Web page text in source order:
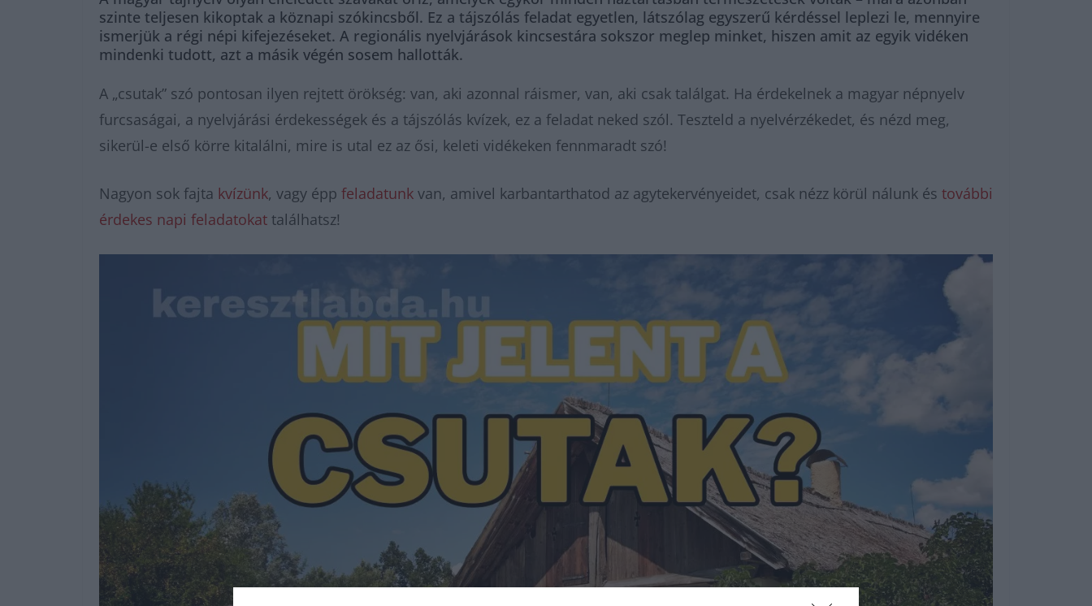
szinte teljesen kikoptak a köznapi szókincsből. Ez a tájszólás feladat egyetlen, látszólag egyszerű kérdéssel leplezi le, mennyire
ismerjük a régi népi kifejezéseket. A regionális nyelvjárások kincsestára sokszor meglep minket, hiszen amit az egyik vidéken
mindenki tudott, azt a másik végén sosem hallották.
A „csutak” szó pontosan ilyen rejtett örökség: van, aki azonnal ráismer, van, aki csak találgat. Ha érdekelnek a magyar népnyelv
furcsaságai, a nyelvjárási érdekességek és a tájszólás kvízek, ez a feladat neked szól. Teszteld a nyelvérzékedet, és nézd meg,
sikerül-e első körre kitalálni, mire is utal ez az ősi, keleti vidékeken fennmaradt szó!
Nagyon sok fajta kvízünk, vagy épp feladatunk van, amivel karbantarthatod az agytekervényeidet, csak nézz körül nálunk és további
érdekes napi feladatokat találhatsz!